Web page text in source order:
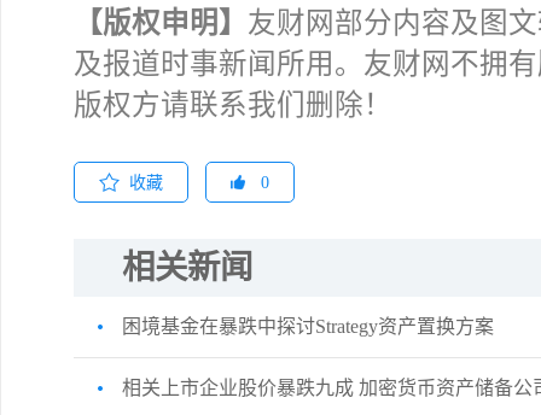
【版权申明】 友财网部分内容及图
及报道时事新闻所用。友财网不拥
版权方请联系我们删除！
收藏 0
相关新闻
困境基金在暴跌中探讨Strategy资产置换方案
相关上市企业股价暴跌九成 加密货币资产储备公